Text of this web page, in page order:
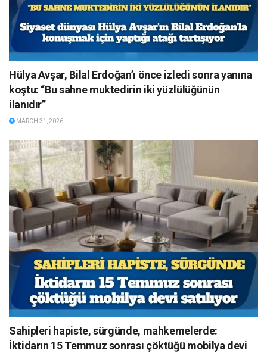
Hülya Avşar, Bilal Erdoğan’ı önce izledi sonra yanına
koştu: “Bu sahne muktedirin iki yüzlülüğünün
ilanıdır”
MARCH 31, 2026
Sahipleri hapiste, sürgünde, mahkemelerde:
İktidarın 15 Temmuz sonrası çöktüğü mobilya devi